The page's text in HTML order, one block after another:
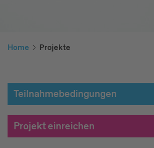
Home Projekte
Teilnahmebedingungen
Projekt einreichen